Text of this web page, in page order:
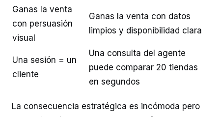
Ganas la venta
con persuasión
visual
Ganas la venta con datos
limpios y disponibilidad clara
Una sesión = un
cliente
Una consulta del agente
puede comparar 20 tiendas
en segundos
La consecuencia estratégica es incómoda pero